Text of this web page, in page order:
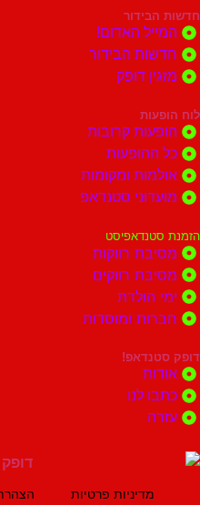
האדום!
הבידור
דופק
קרובות
ומקומות
סטנדאפ
רווקות
רווקים
ומוסדות
לנו
מדיניות פרטיות הצהרת נגישות